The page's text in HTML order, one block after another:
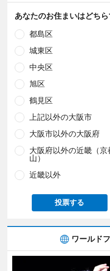
あなたのお住まいはどちら
都島区
城東区
中央区
旭区
鶴見区
上記以外の大阪市
大阪市以外の大阪府
大阪府以外の近畿（
山）
近畿以外
投票する
ワールド